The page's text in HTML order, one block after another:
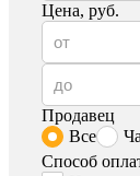
Цена, руб.
Продавец
Все
Способ